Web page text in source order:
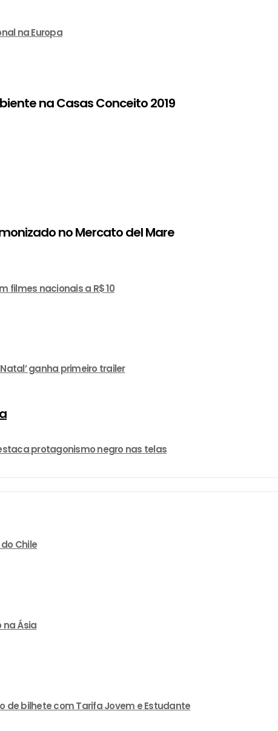
na Europa
filmes nacionais a R$ 10
ganha primeiro trailer
protagonismo negro nas telas
Chile
na Ásia
de bilhete com Tarifa Jovem e Estudante
na Casas Conceito 2019
no Mercato del Mare